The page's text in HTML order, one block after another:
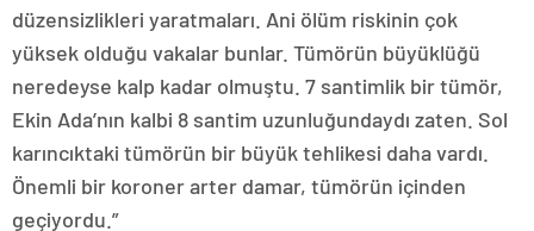
düzensizlikleri yaratmaları. Ani ölüm riskinin çok
yüksek olduğu vakalar bunlar. Tümörün büyüklüğü
neredeyse kalp kadar olmuştu. 7 santimlik bir tümör,
Ekin Ada’nın kalbi 8 santim uzunluğundaydı zaten. Sol
karıncıktaki tümörün bir büyük tehlikesi daha vardı.
Önemli bir koroner arter damar, tümörün içinden
geçiyordu.”